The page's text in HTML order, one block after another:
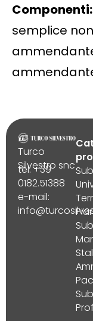
Componenti:
semplice
Turco
Silvestro snc
tel. +39
0182.51388
e-mail: